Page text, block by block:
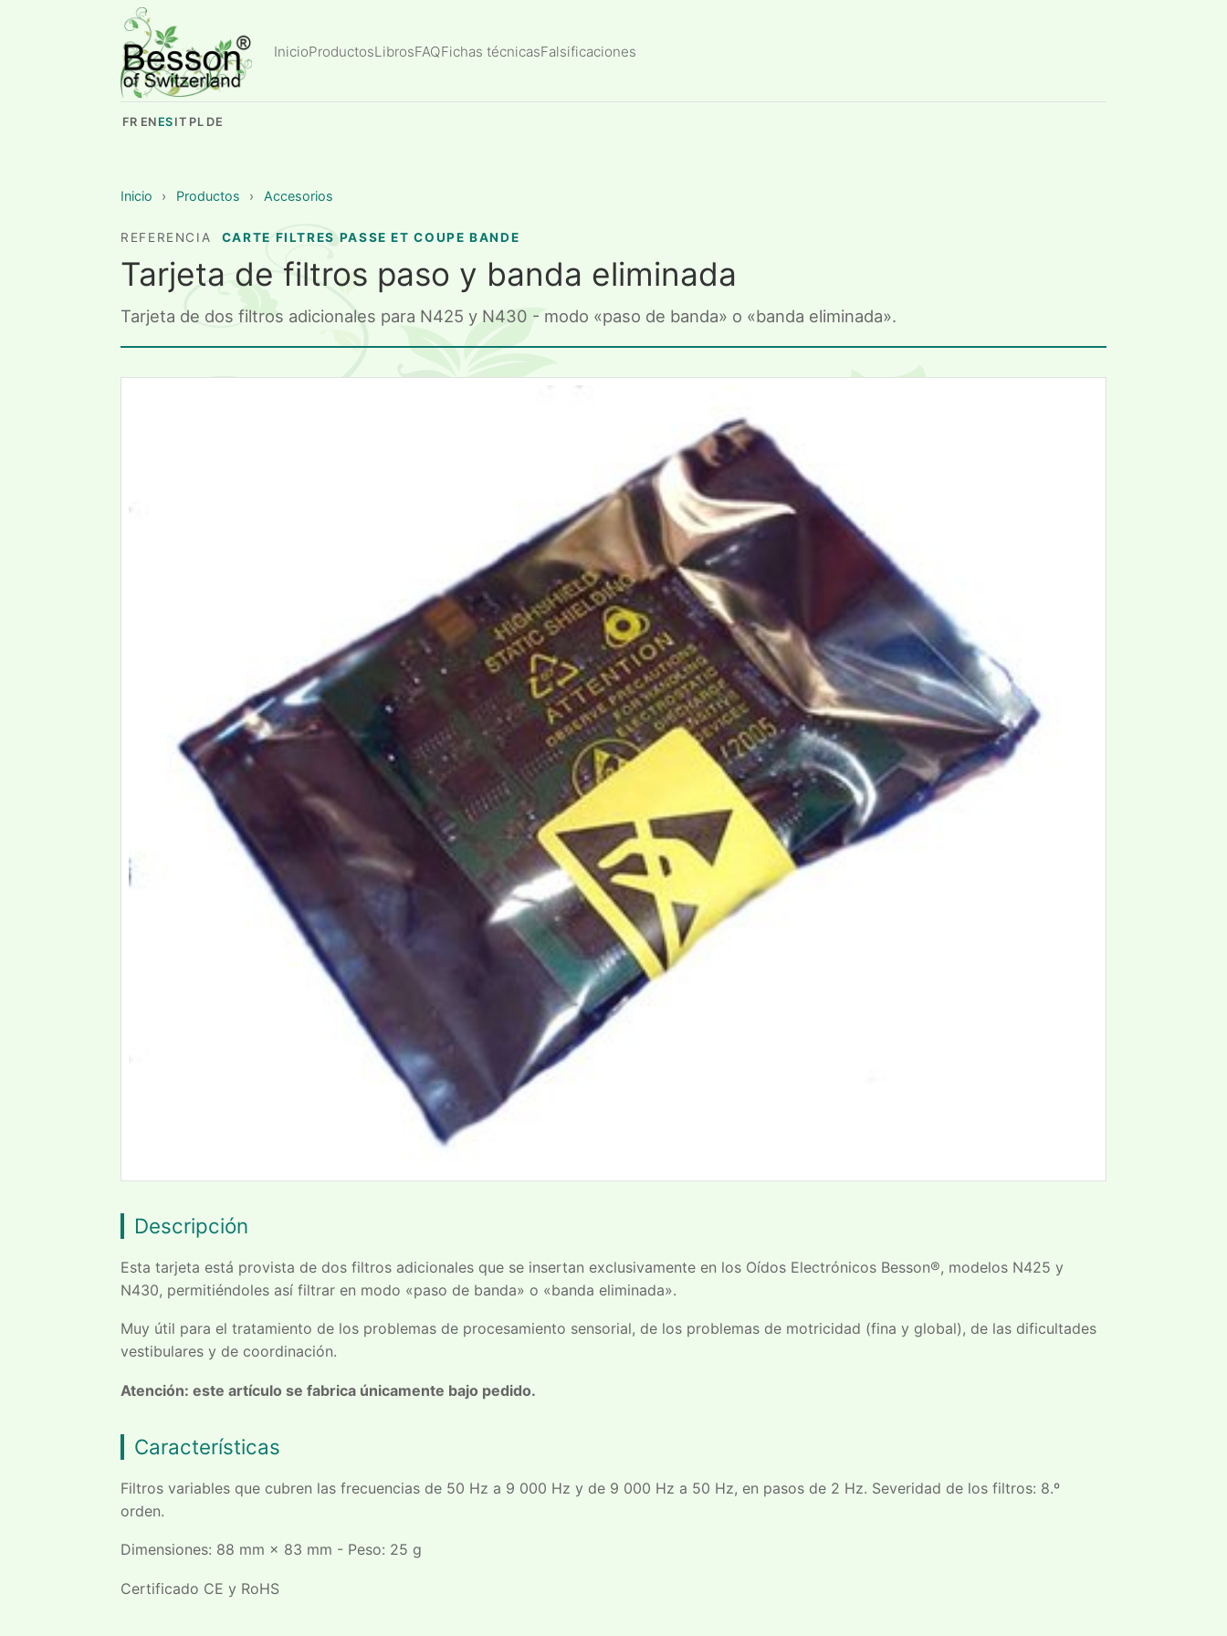
InicioProductosLibrosFAQFichas técnicasFalsificaciones
FR EN ES IT PL DE
Inicio › Productos › Accesorios
REFERENCIA CARTE FILTRES PASSE ET COUPE BANDE
Tarjeta de filtros paso y banda eliminada
Tarjeta de dos filtros adicionales para N425 y N430 - modo «paso de banda» o «banda eliminada».
Descripción
Esta tarjeta está provista de dos filtros adicionales que se insertan exclusivamente en los Oídos Electrónicos Besson®, modelos N425 y
N430, permitiéndoles así filtrar en modo «paso de banda» o «banda eliminada».
Muy útil para el tratamiento de los problemas de procesamiento sensorial, de los problemas de motricidad (fina y global), de las dificultades
vestibulares y de coordinación.
Atención: este artículo se fabrica únicamente bajo pedido.
Características
Filtros variables que cubren las frecuencias de 50 Hz a 9 000 Hz y de 9 000 Hz a 50 Hz, en pasos de 2 Hz. Severidad de los filtros: 8.º
orden.
Dimensiones: 88 mm × 83 mm - Peso: 25 g
Certificado CE y RoHS